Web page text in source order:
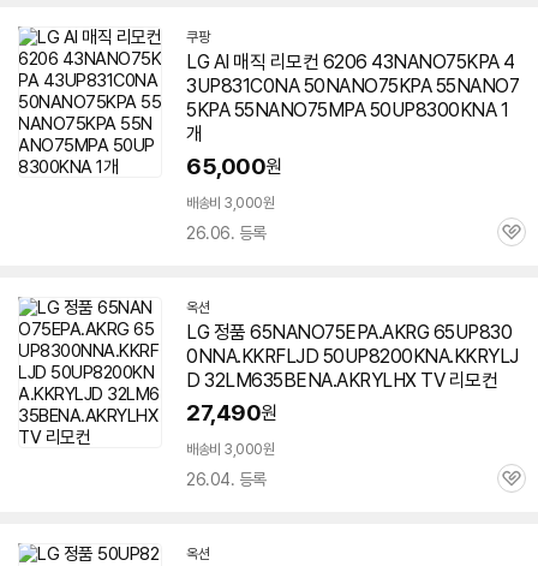
쿠팡
LG AI 매직 리모컨 6206 43NANO75KPA 4
3UP831C0NA 50NANO75KPA 55NANO7
5KPA 55NANO75MPA50UP8300KNA1
개
65,000원
배송비 3,000원
26.06. 등록
관
옥션
LG 정품 65NANO75EPA.AKRG 65UP830
0NNA.KKRFLJD 50UP8200KNA.KKRYLJ
D 32LM635BENA.AKRYLHX TV 리모컨
27,490원
배송비 3,000원
26.04. 등록
관
옥션